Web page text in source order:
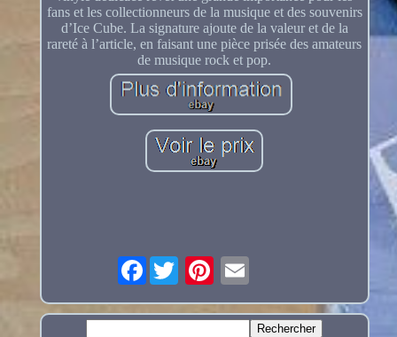
fans et les collectionneurs de la musique et des souvenirs
d’Ice Cube. La signature ajoute de la valeur et de la
rareté à l’article, en faisant une pièce prisée des amateurs
de musique rock et pop.
Facebook